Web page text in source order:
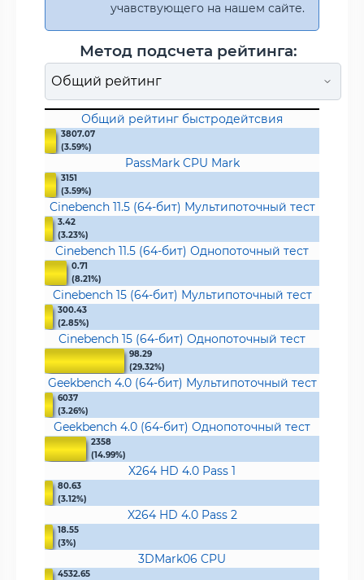
учавствующего на нашем сайте.
Метод подсчета рейтинга:
Общий рейтинг быстродейтсвия
3807.07
(3.59%)
PassMark CPU Mark
3151
(3.59%)
Cinebench 11.5 (64-бит) Мультипоточный тест
3.42
(3.23%)
Cinebench 11.5 (64-бит) Однопоточный тест
0.71
(8.21%)
Cinebench 15 (64-бит) Мультипоточный тест
300.43
(2.85%)
Cinebench 15 (64-бит) Однопоточный тест
98.29
(29.32%)
Geekbench 4.0 (64-бит) Мультипоточный тест
6037
(3.26%)
Geekbench 4.0 (64-бит) Однопоточный тест
2358
(14.99%)
X264 HD 4.0 Pass 1
80.63
(3.12%)
X264 HD 4.0 Pass 2
18.55
(3%)
3DMark06 CPU
4532.65